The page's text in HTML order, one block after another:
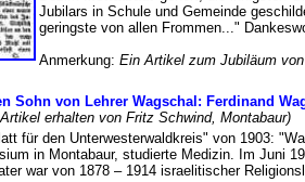
Jubilars in Schule und Gemeinde
geringste von allen Frommen..."
Anmerkung: Ein Artikel zum Jubiläum
Sohn von Lehrer Wagschal: Ferdinand
erhalten von Fritz Schwind, Montabaur)
für den Unterwesterwaldkreis" von 1903:
in Montabaur, studierte Medizin. Im Juni
war von 1878 – 1914 israelitischer